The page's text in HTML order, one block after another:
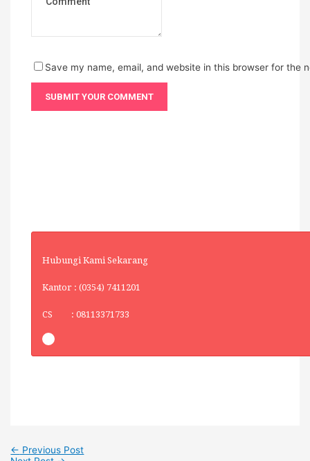
Save my name, email, and website in this browser for the
Hubungi Kami Sekarang
Kantor : (0354) 7411201
CS : 08113371733
← Previous Post